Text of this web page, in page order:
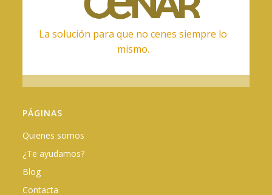
La solución para que no cenes siempre lo
mismo.
PÁGINAS
Quienes somos
¿Te ayudamos?
Blog
Contacta